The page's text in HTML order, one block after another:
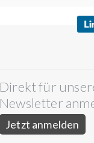
Direkt für
Newsletter
Jetzt anmelden